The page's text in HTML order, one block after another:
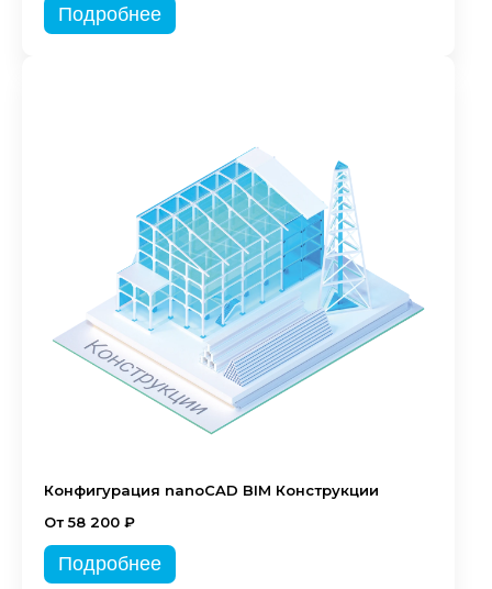
Подробнее
Конфигурация nanoCAD BIM Конструкции
От 58 200 ₽
Подробнее